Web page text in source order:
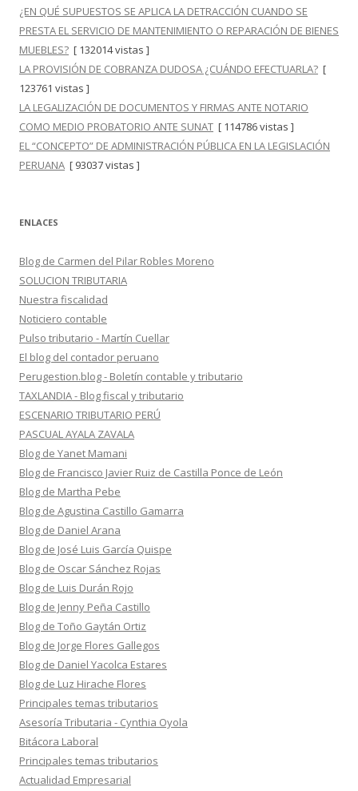
¿EN QUÉ SUPUESTOS SE APLICA LA DETRACCIÓN CUANDO SE
PRESTA EL SERVICIO DE MANTENIMIENTO O REPARACIÓN DE BIENES
MUEBLES? [ 132014 vistas ]
LA PROVISIÓN DE COBRANZA DUDOSA ¿CUÁNDO EFECTUARLA? [
123761 vistas ]
LA LEGALIZACIÓN DE DOCUMENTOS Y FIRMAS ANTE NOTARIO
COMO MEDIO PROBATORIO ANTE SUNAT [ 114786 vistas ]
EL “CONCEPTO” DE ADMINISTRACIÓN PÚBLICA EN LA LEGISLACIÓN
PERUANA [ 93037 vistas ]
ENLACES
Blog de Carmen del Pilar Robles Moreno
SOLUCION TRIBUTARIA
Nuestra fiscalidad
Noticiero contable
Pulso tributario - Martín Cuellar
El blog del contador peruano
Perugestion.blog - Boletín contable y tributario
TAXLANDIA - Blog fiscal y tributario
ESCENARIO TRIBUTARIO PERÚ
PASCUAL AYALA ZAVALA
Blog de Yanet Mamani
Blog de Francisco Javier Ruiz de Castilla Ponce de León
Blog de Martha Pebe
Blog de Agustina Castillo Gamarra
Blog de Daniel Arana
Blog de José Luis García Quispe
Blog de Oscar Sánchez Rojas
Blog de Luis Durán Rojo
Blog de Jenny Peña Castillo
Blog de Toño Gaytán Ortiz
Blog de Jorge Flores Gallegos
Blog de Daniel Yacolca Estares
Blog de Luz Hirache Flores
Principales temas tributarios
Asesoría Tributaria - Cynthia Oyola
Bitácora Laboral
Principales temas tributarios
Actualidad Empresarial